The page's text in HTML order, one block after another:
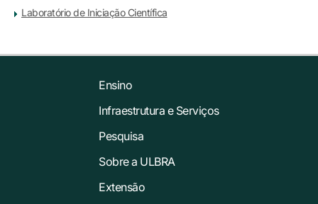
Laboratório de Iniciação Científica
Ensino
Infraestrutura e Serviços
Pesquisa
Sobre a ULBRA
Extensão